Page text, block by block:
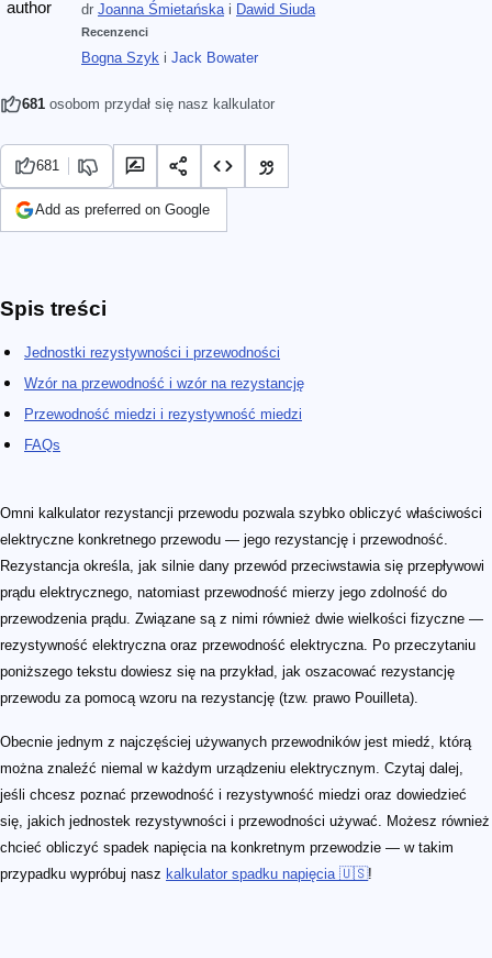
dr Joanna Śmietańskai Dawid Siuda
Recenzenci
Bogna Szyk i Jack Bowater
681 osobom przydał się nasz kalkulator
681
Add as preferred on Google
Spis treści
Jednostki rezystywności i przewodności
Wzór na przewodność i wzór na rezystancję
Przewodność miedzi i rezystywność miedzi
FAQs
Omni kalkulator rezystancji przewodu pozwala szybko obliczyć właściwości
elektryczne konkretnego przewodu — jego rezystancję i przewodność.
Rezystancja określa, jak silnie dany przewód przeciwstawia się przepływowi
prądu elektrycznego, natomiast przewodność mierzy jego zdolność do
przewodzenia prądu. Związane są z nimi również dwie wielkości fizyczne —
rezystywność elektryczna oraz przewodność elektryczna. Po przeczytaniu
poniższego tekstu dowiesz się na przykład, jak oszacować rezystancję
przewodu za pomocą wzoru na rezystancję (tzw. prawo Pouilleta).
Obecnie jednym z najczęściej używanych przewodników jest miedź, którą
można znaleźć niemal w każdym urządzeniu elektrycznym. Czytaj dalej,
jeśli chcesz poznać przewodność i rezystywność miedzi oraz dowiedzieć
się, jakich jednostek rezystywności i przewodności używać. Możesz również
chcieć obliczyć spadek napięcia na konkretnym przewodzie — w takim
przypadku wypróbuj nasz kalkulator spadku napięcia 🇺🇸!